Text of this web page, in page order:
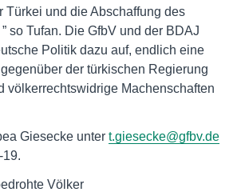
Türkei und die Abschaffung des
so Tufan. Die GfbV und der BDAJ
Politik dazu auf, endlich eine
der türkischen Regierung
völkerrechtswidrige Machenschaften
Giesecke unter t.giesecke@gfbv.de
19.
Völker